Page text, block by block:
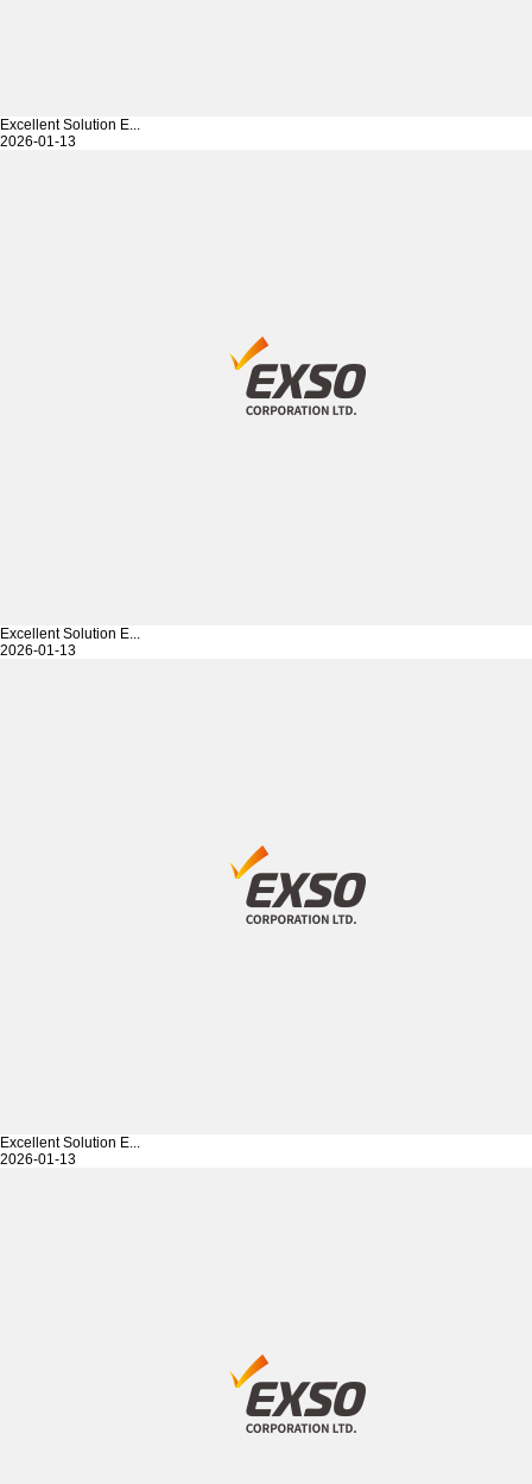
Excellent Solution E...
2026-01-13
Excellent Solution E...
2026-01-13
Excellent Solution E...
2026-01-13